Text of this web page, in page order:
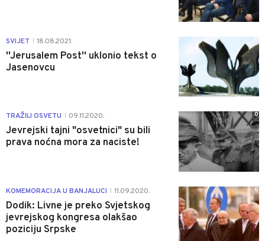
SVIJET 18.08.2021.
''Jerusalem Post'' uklonio tekst o
Jasenovcu
0
TRAŽILI OSVETU 09.11.2020.
Jevrejski tajni "osvetnici" su bili
prava noćna mora za naciste!
0
KOMEMORACIJA U BANJALUCI 11.09.2020.
Dodik: Livne je preko Svjetskog
jevrejskog kongresa olakšao
poziciju Srpske
0